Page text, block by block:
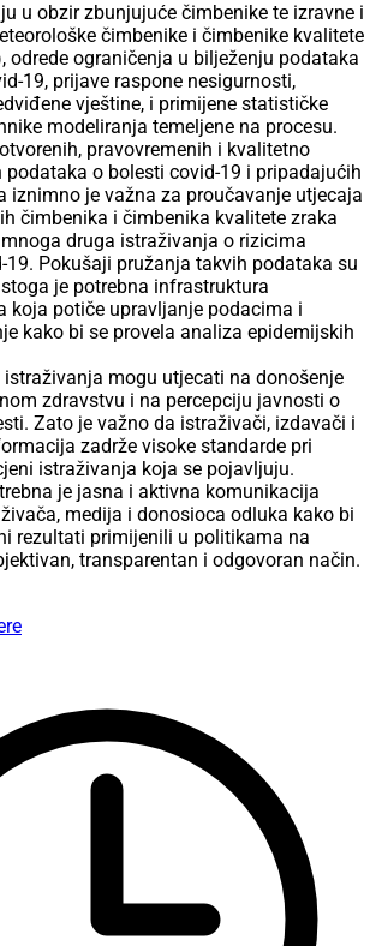
u obzir zbunjujuće čimbenike te izravne i
čimbenike i čimbenike kvalitete
odrede ograničenja u bilježenju podataka
19, prijave raspone nesigurnosti,
vještine, i primijene statističke
modeliranja temeljene na procesu.
pravovremenih i kvalitetno
podataka o bolesti covid-19 i pripadajućih
iznimno je važna za proučavanje utjecaja
čimbenika i čimbenika kvalitete zraka
druga istraživanja o rizicima
19. Pokušaji pružanja takvih podataka su
je potrebna infrastruktura
koja potiče upravljanje podacima i
kako bi se provela analiza epidemijskih
istraživanja mogu utjecati na donošenje
zdravstvu i na percepciju javnosti o
Zato je važno da istraživači, izdavači i
zadrže visoke standarde pri
istraživanja koja se pojavljuju.
je jasna i aktivna komunikacija
medija i donosioca odluka kako bi
rezultati primijenili u politikama na
transparentan i odgovoran način.